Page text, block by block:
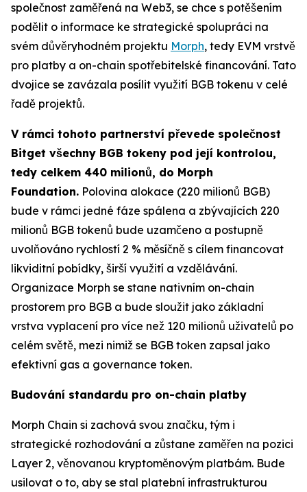
společnost zaměřená na Web3, se chce s potěšením
podělit o informace ke strategické spolupráci na
svém důvěryhodném projektu Morph, tedy EVM vrstvě
pro platby a on-chain spotřebitelské financování. Tato
dvojice se zavázala posílit využití BGB tokenu v celé
řadě projektů.
V rámci tohoto partnerství převede společnost
Bitget všechny BGB tokeny pod její kontrolou,
tedy celkem 440 milionů, do Morph
Foundation. Polovina alokace (220 milionů BGB)
bude v rámci jedné fáze spálena a zbývajících 220
milionů BGB tokenů bude uzamčeno a postupně
uvolňováno rychlostí 2 % měsíčně s cílem financovat
likviditní pobídky, širší využití a vzdělávání.
Organizace Morph se stane nativním on-chain
prostorem pro BGB a bude sloužit jako základní
vrstva vyplacení pro více než 120 milionů uživatelů po
celém světě, mezi nimiž se BGB token zapsal jako
efektivní gas a governance token.
Budování standardu pro on-chain platby
Morph Chain si zachová svou značku, tým i
strategické rozhodování a zůstane zaměřen na pozici
Layer 2, věnovanou kryptoměnovým platbám. Bude
usilovat o to, aby se stal platební infrastrukturou